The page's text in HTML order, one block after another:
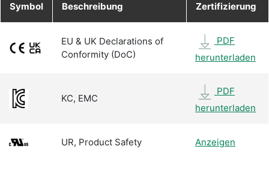
Symbol Beschreibung Zertifizierung
EU & UK Declarations of
Conformity (DoC)
PDF
herunterladen
KC, EMC
PDF
herunterladen
UR, Product Safety Anzeigen